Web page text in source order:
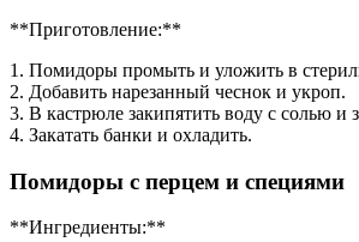
**Приготовление:**
1. Помидоры промыть и уложить в
2. Добавить нарезанный чеснок и укроп.
3. В кастрюле закипятить воду с солью и
4. Закатать банки и охладить.
Помидоры с перцем и специями
**Ингредиенты:**